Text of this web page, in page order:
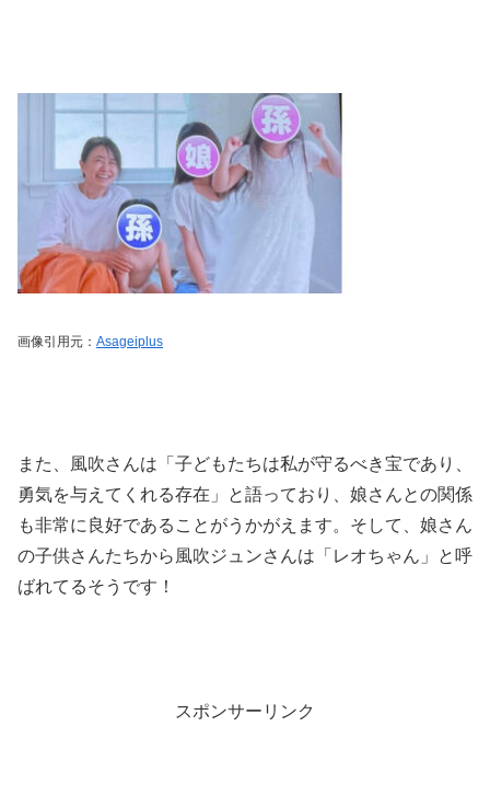
画像引用元： Asageiplus
また、風吹さんは「子どもたちは私が守るべき宝であり、
勇気を与えてくれる存在」と語っており、娘さんとの関係
も非常に良好であることがうかがえます。そして、娘さん
の子供さんたちから風吹ジュンさんは「レオちゃん」と呼
ばれてるそうです！
スポンサーリンク